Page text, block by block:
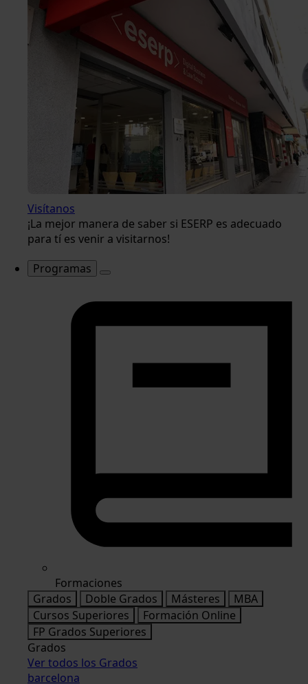
Visítanos
¡La mejor manera de saber si ESERP es adecuado
para tí es venir a visitarnos!
Programas
Formaciones
Grados
Doble Grados Másteres
MBA
Cursos Superiores
Formación Online
FP Grados Superiores
Grados
Ver todos los Grados
barcelona